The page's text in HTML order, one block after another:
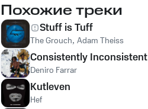
Похожие треки
Stuff is Tuff
The Grouch, Adam Theiss
Consistently Inconsistent
Deniro Farrar
Kutleven
Hef